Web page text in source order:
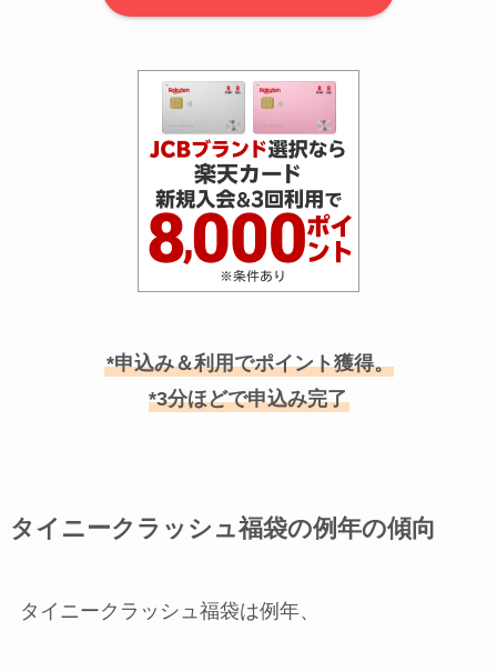
*申込み＆利用でポイント獲得。
*3分ほどで申込み完了
タイニークラッシュ福袋の例年の傾向
タイニークラッシュ福袋は例年、